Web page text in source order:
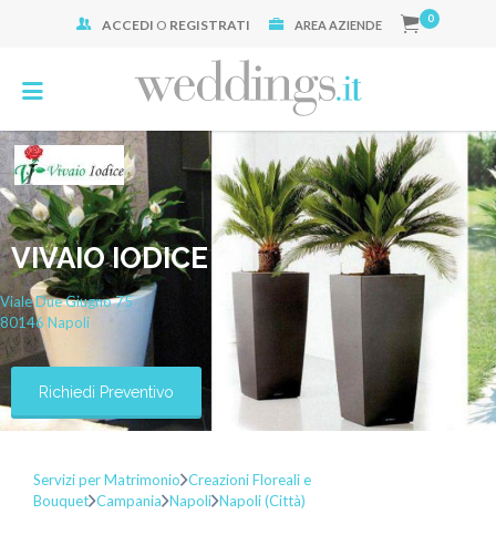
ACCEDI O REGISTRATI AREA AZIENDE 0
VIVAIO IODICE
Viale Due Giugno75
80146 Napoli
Richiedi Preventivo
Servizi per Matrimonio Creazioni Floreali e
Bouquet Campania Napoli Napoli (Città)